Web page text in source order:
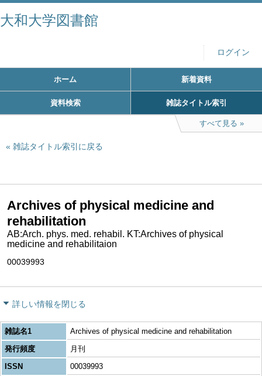
大和大学図書館
ログイン
ホーム 新着資料
資料検索 雑誌タイトル索引
すべて見る
雑誌タイトル索引に戻る
Archives of physical medicine and
rehabilitation
AB:Arch. phys. med. rehabil. KT:Archives of physical
medicine and rehabilitaion
00039993
詳しい情報を閉じる
雑誌名1
Archives of physical medicine and rehabilitation
発行頻度
月刊
ISSN
00039993